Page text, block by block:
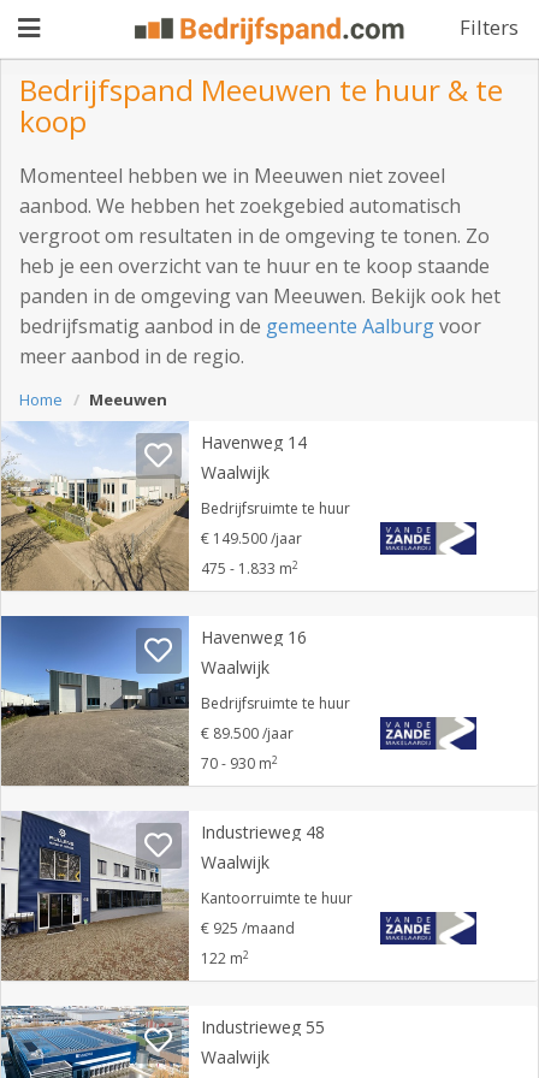
Filters
Pand
aanbieden
Pand
zoeken
Waarom
adverteren
Premium
Registreren
Login
Bedrijfspand Meeuwen te huur & te
koop
Momenteel hebben we in Meeuwen niet zoveel
aanbod. We hebben het zoekgebied automatisch
vergroot om resultaten in de omgeving te tonen. Zo
heb je een overzicht van te huur en te koop staande
panden in de omgeving van Meeuwen. Bekijk ook het
bedrijfsmatig aanbod in de gemeente Aalburgvoor
meer aanbod in de regio.
Home Meeuwen
Havenweg 14
Waalwijk
Bedrijfsruimte te huur
€ 149.500 /jaar
475 - 1.833 m2
Havenweg 16
Waalwijk
Bedrijfsruimte te huur
€ 89.500 /jaar
70 - 930 m2
Industrieweg 48
Waalwijk
Kantoorruimte te huur
€ 925 /maand
122 m2
Industrieweg 55
Waalwijk